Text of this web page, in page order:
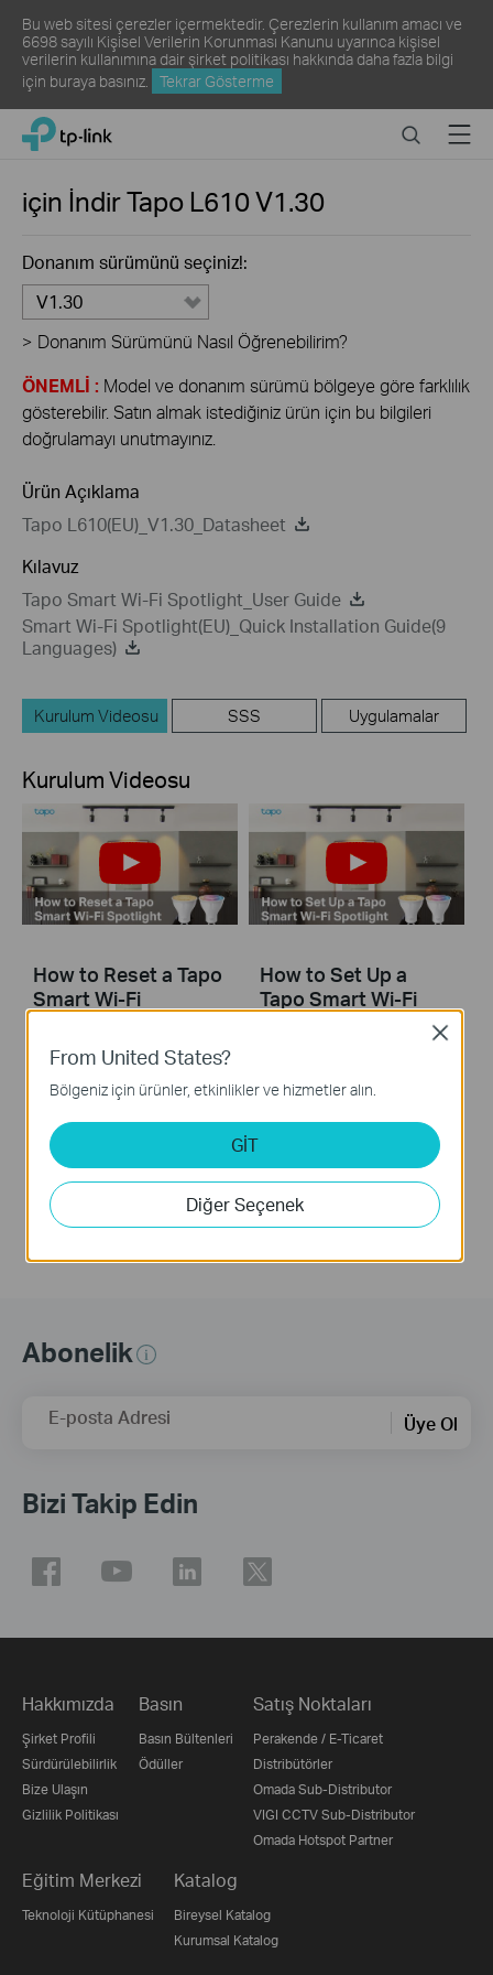
Bu web sitesi çerezler içermektedir. Çerezlerin kullanım amacı ve
6698 sayılı Kişisel Verilerin Korunması Kanunu uyarınca kişisel
verilerin kullanımına dair şirket politikası hakkında daha fazla bilgi
için buraya basınız. Tekrar Gösterme
Click
navigation
TP-Link, Reliably Smart SearchMenu
için İndirTapo L610V1.30
Donanım sürümünü seçiniz!:
V1.30
> Donanım Sürümünü Nasıl Öğrenebilirim?
ÖNEMLİ : Model ve donanım sürümü bölgeye göre farklılık
gösterebilir. Satın almak istediğiniz ürün için bu bilgileri
doğrulamayı unutmayınız.
Ürün Açıklama
Tapo L610(EU)_V1.30_Datasheet
Kılavuz
Tapo Smart Wi-Fi Spotlight_User Guide
Smart Wi-Fi Spotlight(EU)_Quick Installation Guide(9
Languages)
Kurulum Videosu SSS Uygulamalar
Kurulum Videosu
How to Reset a Tapo
Smart Wi-Fi
L610/Tapo
L630/TL31/TL33)
Tapo smart Wi-Fi spotlight lets you easily control your lights via the Tapo app, no matter where you find yourself. You can adjust brightness, set schedules, and set a timer. Tapo smart spotlight brightens your loved exhibits, applicable to handicraft, art design, product display, or common use as the close-up partial lighting.
Daha Fazla
How to Set Up a
Tapo Smart Wi-Fi
Tapo smart Wi-Fi spotlight lets you easily control your lights via the Tapo app, no matter where you find yourself. You can adjust brightness, set schedules, and set a timer. Tapo smart spotlight brightens your loved exhibits, applicable to handicraft, art design, product display, or common use as the close-up partial lighting.
Daha Fazla
Abonelik
E-posta Adresi Üye Ol
Bizi Takip Edin
Hakkımızda
Şirket Profili
Sürdürülebilirlik
Bize Ulaşın
Gizlilik Politikası
Basın
Basın Bültenleri
Ödüller
Satış Noktaları
Perakende / E-Ticaret
Distribütörler
Omada Sub-Distributor
VIGI CCTV Sub-Distributor
Omada Hotspot Partner
Eğitim Merkezi
Teknoloji Kütüphanesi
Katalog
Bireysel Katalog
Kurumsal Katalog
From United States?
Bölgeniz için ürünler, etkinlikler ve hizmetler alın.
GİT
Diğer Seçenek
Close